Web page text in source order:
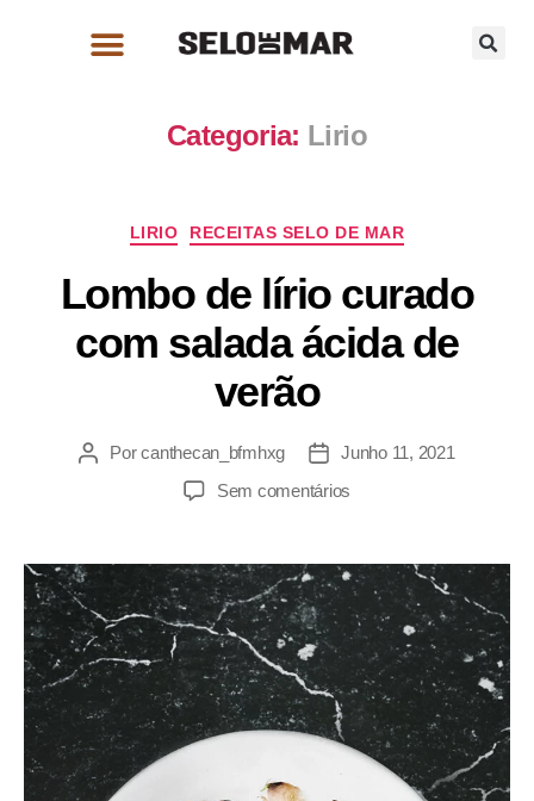
Categoria: Lirio
LIRIO RECEITAS SELO DE MAR
Lombo de lírio curado
com salada ácida de
verão
Porcanthecan_bfmhxg
Junho 11, 2021
Sem comentários